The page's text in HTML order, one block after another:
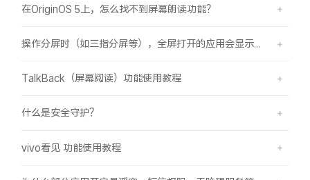
在OriginOS 5上，怎么找不到屏幕朗读功能？
TalkBack（屏幕阅读）功能使用教程
什么是安全守护？
vivo看见 功能使用教程